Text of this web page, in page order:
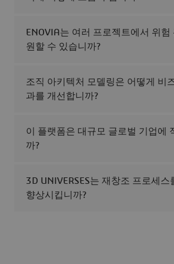
ENOVIA는 여러 프로젝트에서 위험
원할 수 있습니까?
조직 아키텍처 모델링은 어떻게 비
과를 개선합니까?
이 플랫폼은 대규모 글로벌 기업에
까?
3D UNIVERSES는 재창조 프로세스
향상시킵니까?